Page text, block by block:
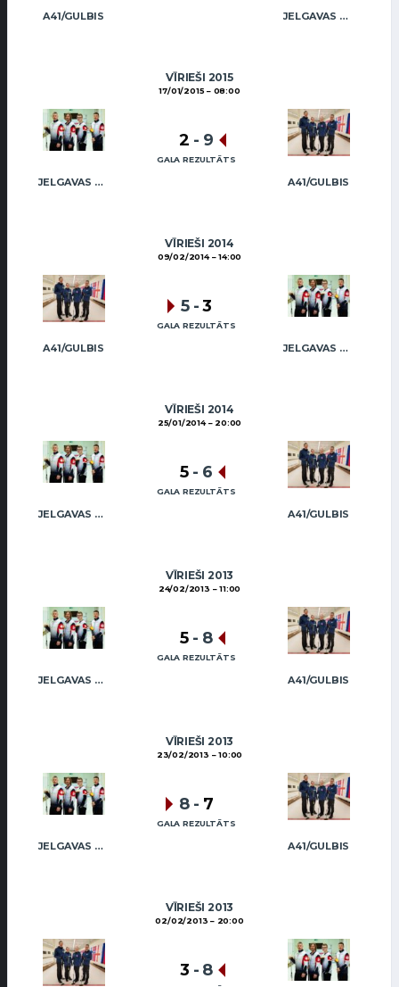
A41/GULBIS JELGAVAS MAIZNIEKS
VĪRIEŠI 2015
17/01/2015 08:00
JELGAVAS MAIZNIEKS A41/GULBIS
2 - 9
GALA REZULTĀTS
VĪRIEŠI 2014
09/02/2014 14:00
A41/GULBIS JELGAVAS MAIZNIEKS
5 -3
GALA REZULTĀTS
VĪRIEŠI 2014
25/01/2014 20:00
JELGAVAS MAIZNIEKS A41/GULBIS
5 - 6
GALA REZULTĀTS
VĪRIEŠI 2013
24/02/2013 11:00
JELGAVAS MAIZNIEKS A41/GULBIS
5 - 8
GALA REZULTĀTS
VĪRIEŠI 2013
23/02/2013 10:00
JELGAVAS MAIZNIEKS A41/GULBIS
8 - 7
GALA REZULTĀTS
VĪRIEŠI 2013
02/02/2013 20:00
3 - 8